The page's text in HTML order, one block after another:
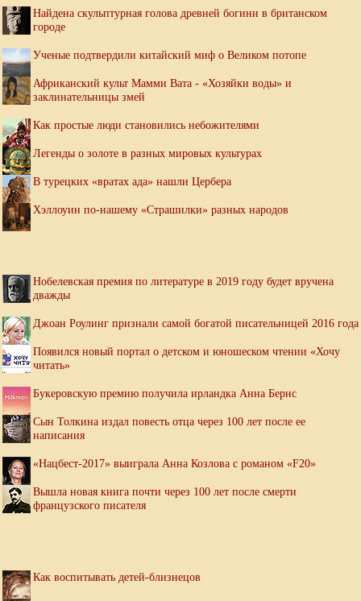
Найдена скульптурная голова древней богини в британском
городе
Ученые подтвердили китайский миф о Великом потопе
Африканский культ Мамми Вата - «Хозяйки воды» и
заклинательницы змей
Как простые люди становились небожителями
Легенды о золоте в разных мировых культурах
В турецких «вратах ада» нашли Цербера
Хэллоуин по-нашему «Страшилки» разных народов
Нобелевская премия по литературе в 2019 году будет вручена
дважды
Джоан Роулинг признали самой богатой писательницей 2016 года
Появился новый портал о детском и юношеском чтении «Хочу
читать»
Букеровскую премию получила ирландка Анна Бернс
Сын Толкина издал повесть отца через 100 лет после ее
написания
«Нацбест-2017» выиграла Анна Козлова с романом «F20»
Вышла новая книга почти через 100 лет после смерти
французского писателя
Как воспитывать детей-близнецов